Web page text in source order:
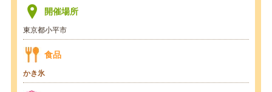
開催場所
東京都小平市
食品
かき氷